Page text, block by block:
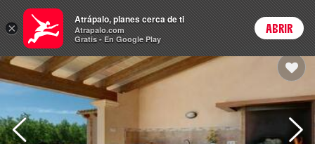
Hoteles Login
×
Atrápalo, planes cerca de ti
Atrapalo.com
Gratis - En Google Play
ABRIR